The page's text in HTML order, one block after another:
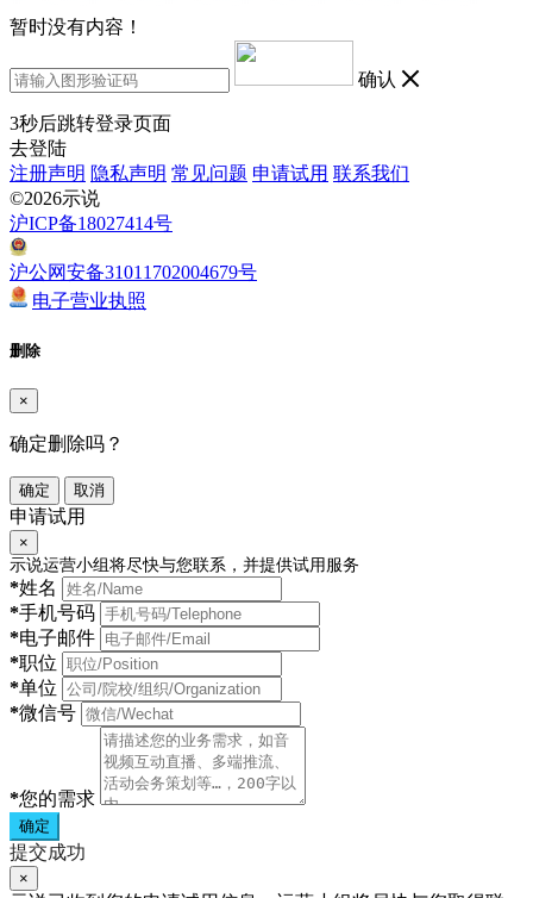
暂时没有内容！
确认
3秒后跳转登录页面
去登陆
注册声明 隐私声明 常见问题 申请试用 联系我们
©2026示说
沪ICP备18027414号
沪公网安备31011702004679号
电子营业执照
删除
×
确定删除吗？
确定 取消
申请试用
×
示说运营小组将尽快与您联系，并提供试用服务
*姓名
*手机号码
*电子邮件
*职位
*单位
*微信号
*您的需求
确定
提交成功
×